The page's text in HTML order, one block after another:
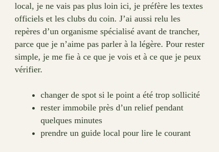
local, je ne vais pas plus loin ici, je préfère les textes
officiels et les clubs du coin. J’ai aussi relu les
repères d’un organisme spécialisé avant de trancher,
parce que je n’aime pas parler à la légère. Pour rester
simple, je me fie à ce que je vois et à ce que je peux
vérifier.
changer de spot si le point a été trop sollicité
rester immobile près d’un relief pendant
quelques minutes
prendre un guide local pour lire le courant